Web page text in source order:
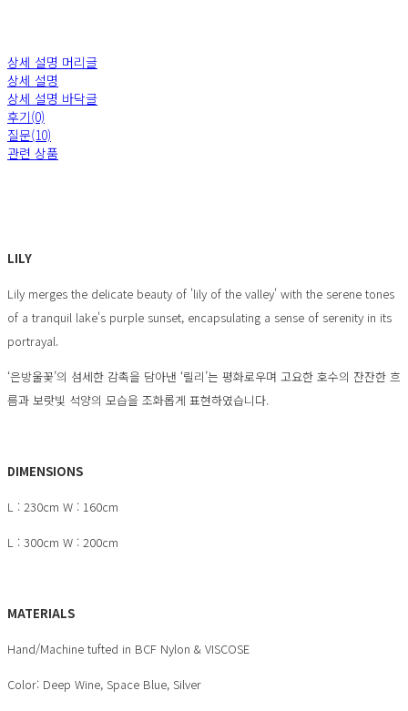
상세 설명 머리글
상세 설명
상세 설명 바닥글
후기(0)
질문(10)
관련 상품
LILY
Lily merges the delicate beauty of 'lily of the valley' with the serene tones
of a tranquil lake's purple sunset, encapsulating a sense of serenity in its
portrayal.
‘은방울꽃’의 섬세한 감촉을 담아낸 ‘릴리’는 평화로우며 고요한 호수의 잔잔한 흐
름과 보랏빛 석양의 모습을 조화롭게 표현하였습니다.
DIMENSIONS
L : 230cm W : 160cm
L : 300cm W : 200cm
MATERIALS
Hand/Machine tufted in BCF Nylon & VISCOSE
Color: Deep Wine, Space Blue, Silver